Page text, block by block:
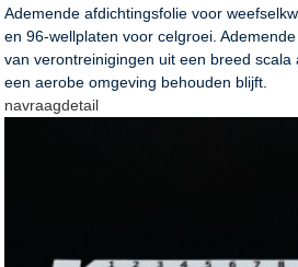
Ademende afdichtingsfolie voor
en 96-wellplaten voor celgroei.
van verontreinigingen uit een breed scala
een aerobe omgeving behouden blijft.
navraagdetail